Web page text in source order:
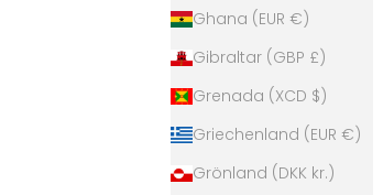
Ghana (EUR €)
Gibraltar (GBP £)
Grenada (XCD $)
Griechenland (EUR €)
Grönland (DKK kr.)